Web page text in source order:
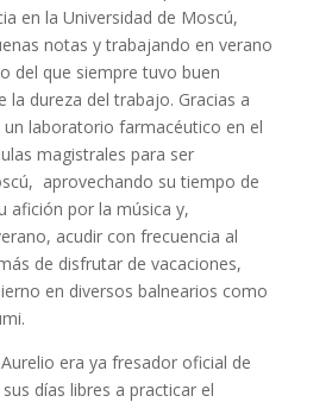
en la Universidad de Moscú,
notas y trabajando en verano
del que siempre tuvo buen
la dureza del trabajo. Gracias a
un laboratorio farmacéutico en el
magistrales para ser
aprovechando su tiempo de
afición por la música y,
acudir con frecuencia al
de disfrutar de vacaciones,
en diversos balnearios como
era ya fresador oficial de
días libres a practicar el